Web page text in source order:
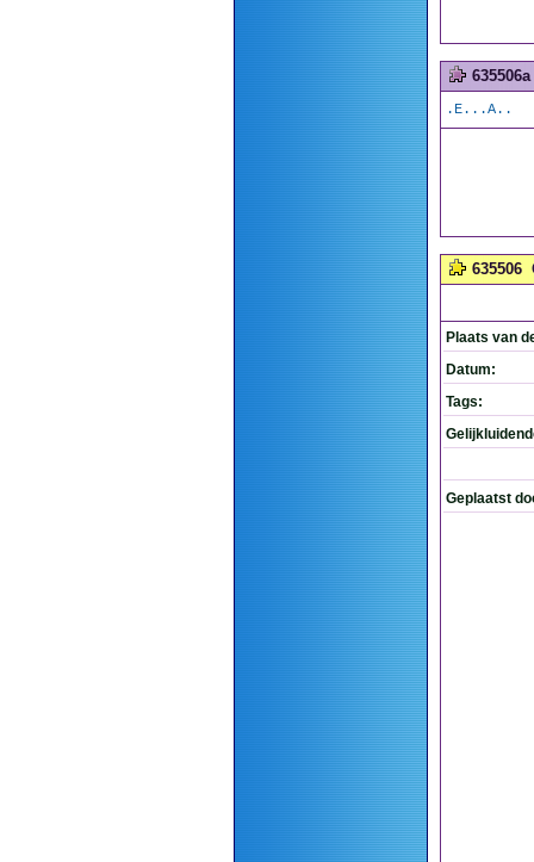
635506a
.E...A..
635506
Plaats van
Datum:
Tags:
Geplaatst